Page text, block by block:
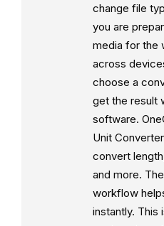
change file
you are
media for the
across
choose a
get the result
software.
Unit
convert
and more.
workflow
instantly. This